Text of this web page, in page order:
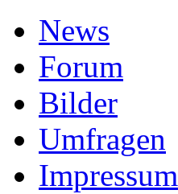
News
Forum
Bilder
Umfragen
Impressum